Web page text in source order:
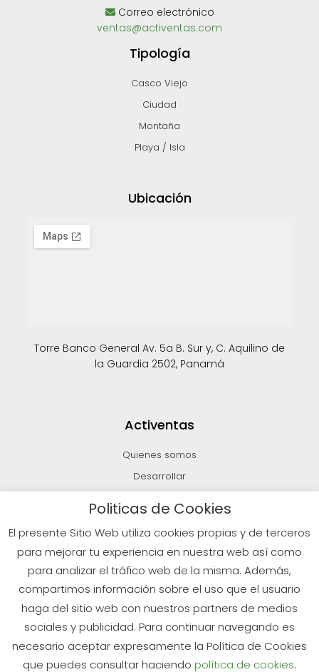
Correo electrónico
ventas@activentas.com
Tipología
Casco Viejo
Ciudad
Montaña
Playa / Isla
Ubicación
Torre Banco General Av. 5a B. Sur y, C. Aquilino de
la Guardia 2502, Panamá
Activentas
Quienes somos
Desarrollar
Blog
Políticas de PrivacidadAviso LegalPolítica de Cookies
Politicas de Cookies
El presente Sitio Web utiliza cookies propias y de terceros
para mejorar tu experiencia en nuestra web así como
para analizar el tráfico web de la misma. Además,
compartimos información sobre el uso que el usuario
haga del sitio web con nuestros partners de medios
sociales y publicidad. Para continuar navegando es
necesario aceptar expresamente la Política de Cookies
que puedes consultar haciendo política de cookies.
¿Tienes dudas?